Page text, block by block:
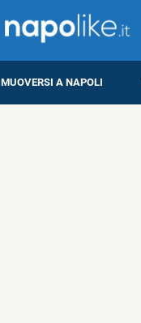
MUOVERSI A NAPOLI